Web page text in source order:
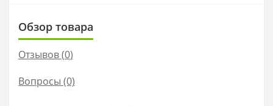
Обзор товара
Отзывов (0)
Вопросы (0)